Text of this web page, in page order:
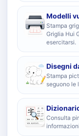
Modelli
Stampa
Griglia Hui
esercitarsi.
Disegni
Stampa
seguono le
Consulta